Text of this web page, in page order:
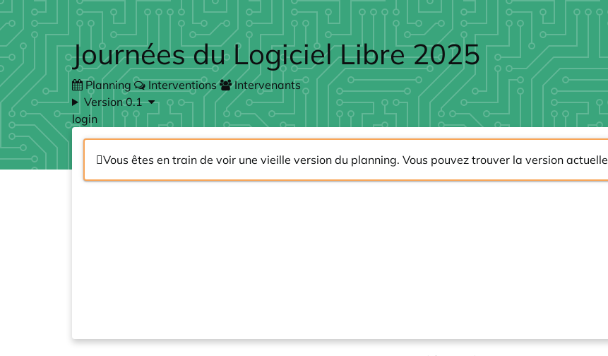
Skip to main content
Journées du Logiciel Libre 2025
Planning Interventions
Intervenants
Version 0.1
login
Vous êtes en train de voir une vieille version du planning. Vous pouvez trouver la version actuelle